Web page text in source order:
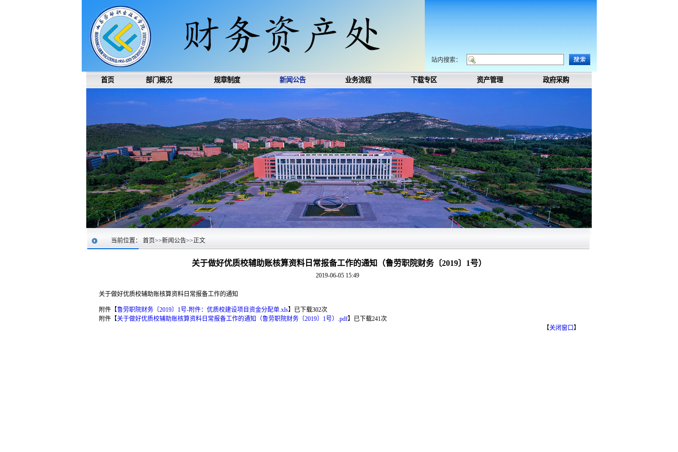
站内搜索：
首页 部门概况 规章制度 新闻公告 业务流程 下载专区 资产管理 政府采购
当前位置： 首页>>新闻公告>>正文
关于做好优质校辅助账核算资料日常报备工作的通知（鲁劳职院财务〔2019〕1号）
2019-06-05 15:49
关于做好优质校辅助账核算资料日常报备工作的通知
附件【鲁劳职院财务〔2019〕1号-附件：优质校建设项目资金分配单.xls】 已下载302次
附件【关于做好优质校辅助账核算资料日常报备工作的通知（鲁劳职院财务〔2019〕1号）.pdf】 已下载241次
【关闭窗口】